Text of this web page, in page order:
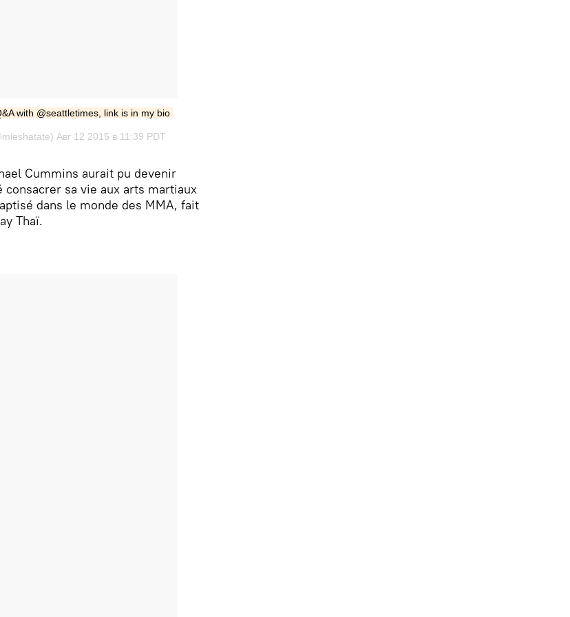
with @seattletimes, link is in my bio
Авг 12 2015 в 11:39 PDT
Cummins aurait pu devenir
sa vie aux arts martiaux
dans le monde des MMA, fait
Thaï.